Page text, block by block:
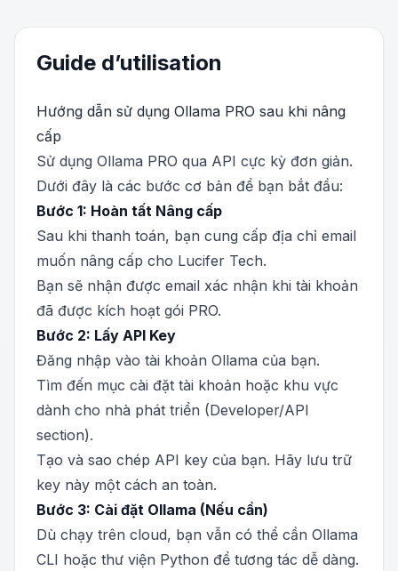
Guide d’utilisation
Hướng dẫn sử dụng Ollama PRO sau khi nâng
cấp
Sử dụng Ollama PRO qua API cực kỳ đơn giản.
Dưới đây là các bước cơ bản để bạn bắt đầu:
Bước 1: Hoàn tất Nâng cấp
Sau khi thanh toán, bạn cung cấp địa chỉ email
muốn nâng cấp cho Lucifer Tech.
Bạn sẽ nhận được email xác nhận khi tài khoản
đã được kích hoạt gói PRO.
Bước 2: Lấy API Key
Đăng nhập vào tài khoản Ollama của bạn.
Tìm đến mục cài đặt tài khoản hoặc khu vực
dành cho nhà phát triển (Developer/API
section).
Tạo và sao chép API key của bạn. Hãy lưu trữ
key này một cách an toàn.
Bước 3: Cài đặt Ollama (Nếu cần)
Dù chạy trên cloud, bạn vẫn có thể cần Ollama
CLI hoặc thư viện Python để tương tác dễ dàng.